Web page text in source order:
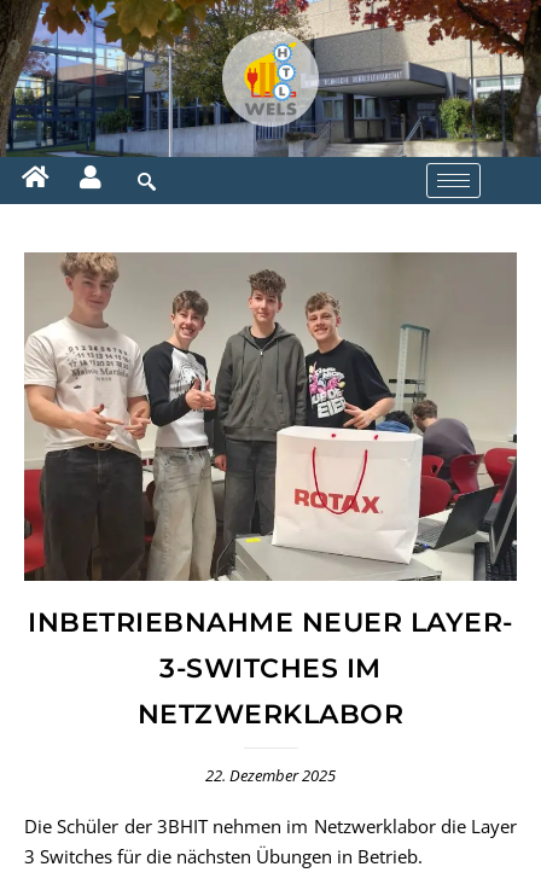
INBETRIEBNAHME NEUER LAYER-
3-SWITCHES IM
NETZWERKLABOR
22. Dezember 2025
Die Schüler der 3BHIT nehmen im Netzwerklabor die Layer
3 Switches für die nächsten Übungen in Betrieb.